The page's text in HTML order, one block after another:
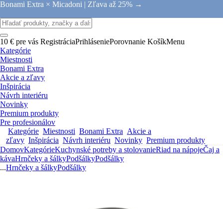
Bonami Extra × Micadoni | Zľava až 25% →
10 € pre vás RegistráciaPrihláseniePorovnanie KošíkMenu
Kategórie
Miestnosti
Bonami Extra
Akcie a zľavy
Inšpirácia
Návrh interiéru
Novinky
Premium produkty
Pre profesionálov
Kategórie Miestnosti Bonami Extra Akcie a
zľavy Inšpirácia Návrh interiéru Novinky Premium produkty
DomovKategórieKuchynské potreby a stolovanieRiad na nápojeČaj a
kávaHrnčeky a šálkyPodšálkyPodšálky
...Hrnčeky a šálkyPodšálky